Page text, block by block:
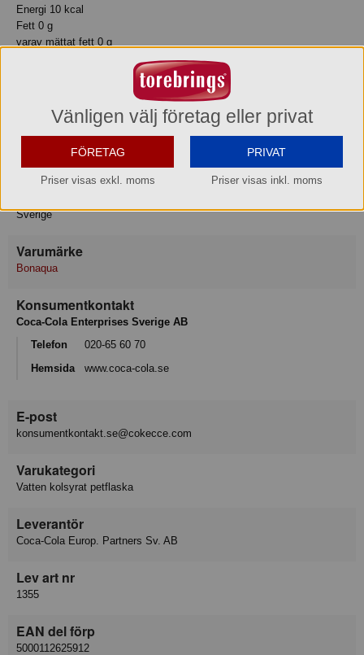
Energi 10 kcal
Fett 0 g
varav mättat fett 0 g
Motsvarande salt 0.02 g
Förvaring
Sverige
Varumärke
Bonaqua
Konsumentkontakt
Coca-Cola Enterprises Sverige AB
Telefon
020-65 60 70
Hemsida
www.coca-cola.se
E-post
konsumentkontakt.se@cokecce.com
Varukategori
Vatten kolsyrat petflaska
Leverantör
Coca-Cola Europ. Partners Sv. AB
Lev art nr
1355
EAN del förp
5000112625912
Vänligen välj företag eller privat
FÖRETAG
Priser visas exkl. moms
PRIVAT
Priser visas inkl. moms